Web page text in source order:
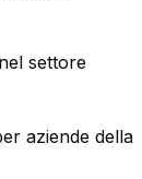
settore
aziende della